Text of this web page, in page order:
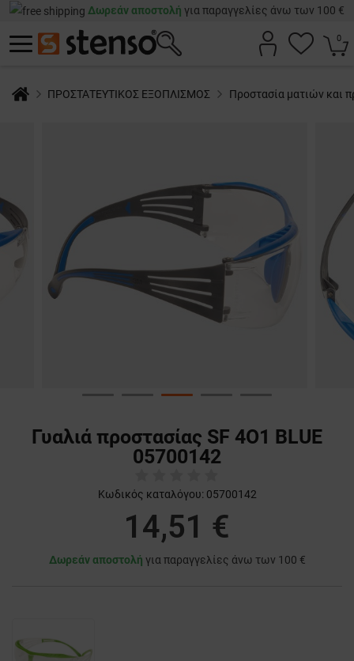
Δωρεάν αποστολή για παραγγελίες άνω των 100 €
0
ΠΡΟΣΤΑΤΕΥΤΙΚΟΣ ΕΞΟΠΛΙΣΜΟΣ Προστασία ματιών και
Γυαλιά προστασίας SF 4О1 BLUE
05700142
Κωδικός καταλόγου: 05700142
14,51 €
Δωρεάν αποστολή για παραγγελίες άνω των 100 €